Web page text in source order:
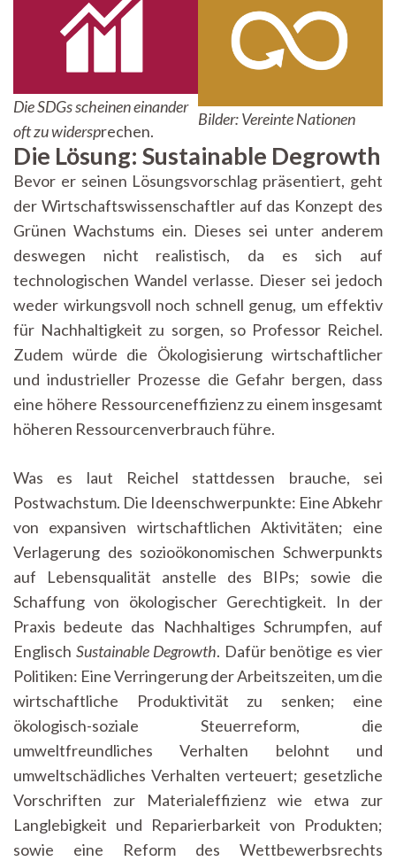
Die SDGs scheinen einander
oft zu widersprechen.
Bilder: Vereinte Nationen
Die Lösung: Sustainable Degrowth
Bevor er seinen Lösungsvorschlag präsentiert, geht
der Wirtschaftswissenschaftler auf das Konzept des
Grünen Wachstums ein. Dieses sei unter anderem
deswegen nicht realistisch, da es sich auf
technologischen Wandel verlasse. Dieser sei jedoch
weder wirkungsvoll noch schnell genug, um effektiv
für Nachhaltigkeit zu sorgen, so Professor Reichel.
Zudem würde die Ökologisierung wirtschaftlicher
und industrieller Prozesse die Gefahr bergen, dass
eine höhere Ressourceneffizienz zu einem insgesamt
höheren Ressourcenverbrauch führe.
Was es laut Reichel stattdessen brauche, sei
Postwachstum. Die Ideenschwerpunkte: Eine Abkehr
von expansiven wirtschaftlichen Aktivitäten; eine
Verlagerung des sozioökonomischen Schwerpunkts
auf Lebensqualität anstelle des BIPs; sowie die
Schaffung von ökologischer Gerechtigkeit. In der
Praxis bedeute das Nachhaltiges Schrumpfen, auf
Englisch Sustainable Degrowth. Dafür benötige es vier
Politiken: Eine Verringerung der Arbeitszeiten, um die
wirtschaftliche Produktivität zu senken; eine
ökologisch-soziale Steuerreform, die
umweltfreundliches Verhalten belohnt und
umweltschädliches Verhalten verteuert; gesetzliche
Vorschriften zur Materialeffizienz wie etwa zur
Langlebigkeit und Reparierbarkeit von Produkten;
sowie eine Reform des Wettbewerbsrechts